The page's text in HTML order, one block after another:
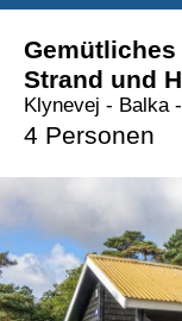
Gemütliches
Strand und
Klynevej - Balka
4 Personen